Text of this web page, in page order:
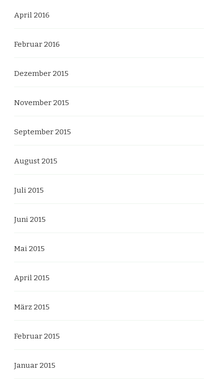
April 2016
Februar 2016
Dezember 2015
November 2015
September 2015
August 2015
Juli 2015
Juni 2015
Mai 2015
April 2015
März 2015
Februar 2015
Januar 2015